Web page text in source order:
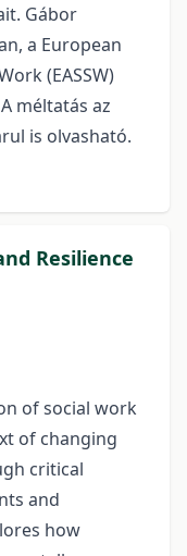
Gábor
a European
(EASSW)
méltatás az
is olvasható.
Resilience
of social work
of changing
critical
and
how